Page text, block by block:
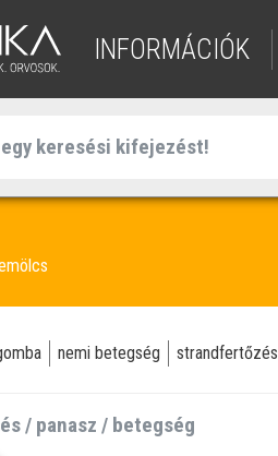
INFORMÁCIÓK
nemi betegség strandfertőzés